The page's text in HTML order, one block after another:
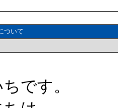
ついて
です。